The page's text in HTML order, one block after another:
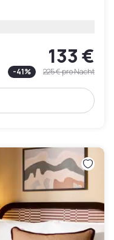
133 €
-41% 225 €pro Nacht